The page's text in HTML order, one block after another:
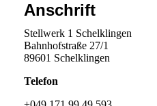
Anschrift
Stellwerk 1 Schelklingen
Bahnhofstraße 27/1
89601 Schelklingen
Telefon